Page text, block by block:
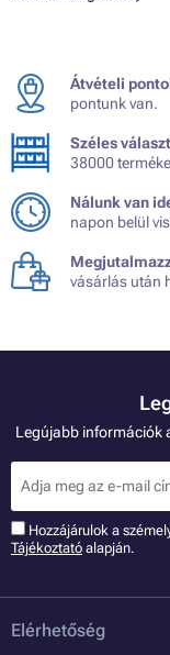
Átvételi
pontunk van.
Széles
38000
Nálunk van
napon belül
vásárlás után
Legújabb információk
Hozzájárulok a
Tájékoztató alapján.
Elérhetőség